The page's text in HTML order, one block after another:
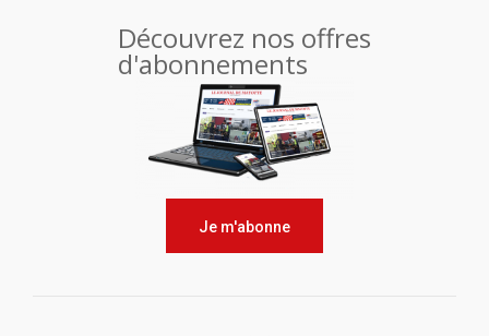
Découvrez nos offres
d'abonnements
Je m'abonne